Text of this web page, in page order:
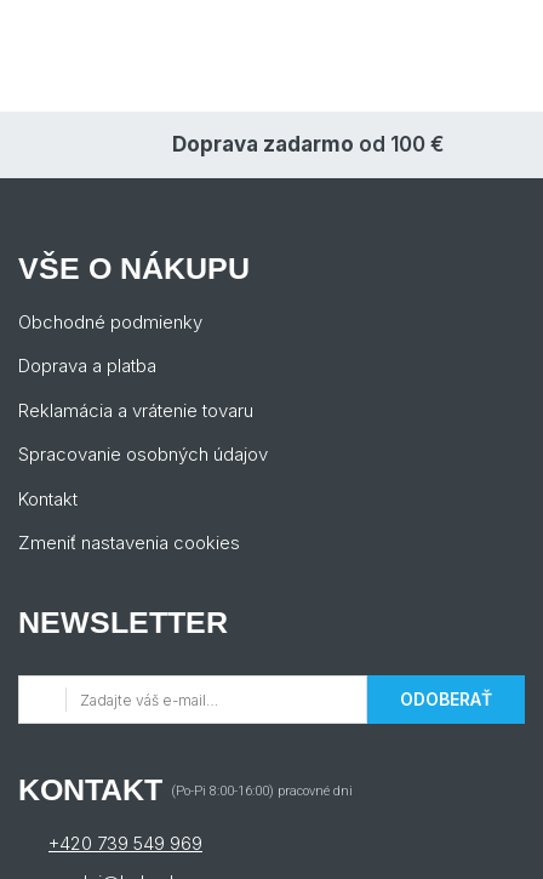
Doprava zadarmo od 100 €
VŠE O NÁKUPU
Obchodné podmienky
Doprava a platba
Reklamácia a vrátenie tovaru
Spracovanie osobných údajov
Kontakt
Zmeniť nastavenia cookies
NEWSLETTER
ODOBERAŤ
KONTAKT (Po-Pi 8:00-16:00) pracovné dni
+420 739 549 969